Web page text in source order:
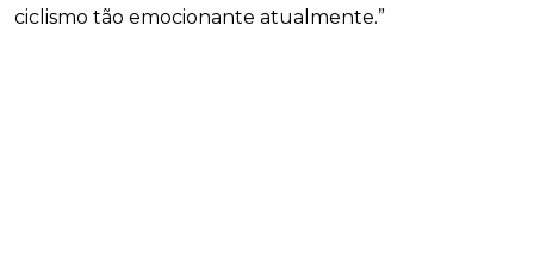
ciclismo tão emocionante atualmente.”